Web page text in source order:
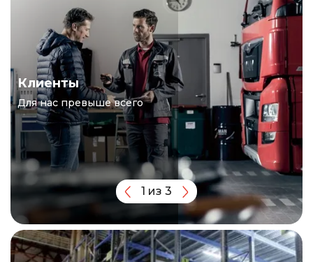
Клиенты
Для нас превыше всего
1 из 3